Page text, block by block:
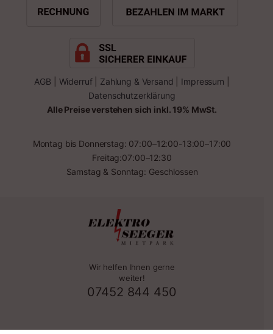
AGB Widerruf| Zahlung & Versand Impressum
Datenschutzerklärung
Alle Preise verstehen sich inkl. 19% MwSt.
Montag bis Donnerstag: 07:00–12:00-13:00–17:00
Freitag:07:00–12:30
Samstag & Sonntag: Geschlossen
Wir helfen Ihnen gerne
weiter!
07452 844 450